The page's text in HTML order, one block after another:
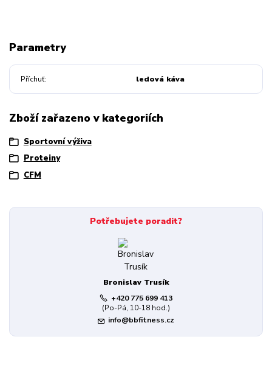
Parametry
Příchuť ledová káva
Zboží zařazeno v kategoriích
Sportovní výživa
Proteiny
CFM
Potřebujete poradit?
Bronislav Trusík
+420 775 699 413
(Po-Pá, 10-18 hod.)
info@bbfitness.cz